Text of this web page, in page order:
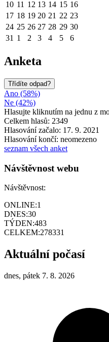
10 11 12 13 14 15 16
17 18 19 20 21 22 23
24 25 26 27 28 29 30
31 1 2 3 4 5 6
Anketa
Třídíte odpad?
Ano (58%)
Ne (42%)
Hlasujte kliknutím na jednu z
Celkem hlasů: 2349
Hlasování začalo: 17. 9. 2021
Hlasování končí: neomezeno
seznam všech anket
Návštěvnost webu
Návštěvnost:
ONLINE:1
DNES:30
TÝDEN:483
CELKEM:278331
Aktuální počasí
dnes, pátek 7. 8. 2026